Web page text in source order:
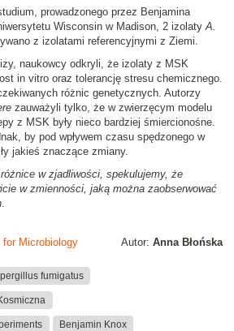
prowadzonego przez Benjamina
Wisconsin w Madison, 2 izolatyA.
z izolatami referencyjnymi z Ziemi.
naukowcy odkryli, że izolaty z MSK
in vitro oraz tolerancję stresu chemicznego.
różnic genetycznych. Autorzy
zauważyli tylko, że w zwierzęcym modelu
z MSK były nieco bardziej śmiercionośne.
by pod wpływem czasu spędzonego w
jakieś znaczące zmiany.
w zjadliwości, spekulujemy, że
w zmienności, jaką można zaobserwować
.
Autor: Anna Błońska
Microbiology
fumigatus
Benjamin Knox